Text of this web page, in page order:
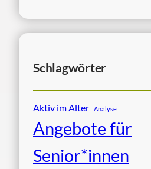
Schlagwörter
Aktiv im Alter Analyse
Angebote für
Senior*innen